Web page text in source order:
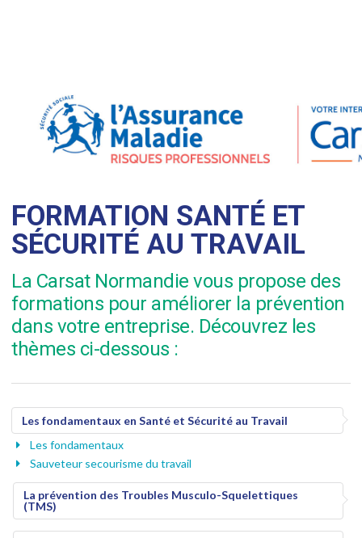
FORMATION SANTÉ ET
SÉCURITÉ AU TRAVAIL
La Carsat Normandie vous propose des
formations pour améliorer la prévention
dans votre entreprise. Découvrez les
thèmes ci-dessous :
Les fondamentaux en Santé et Sécurité au Travail
Les fondamentaux
Sauveteur secourisme du travail
La prévention des Troubles Musculo-Squelettiques
(TMS)